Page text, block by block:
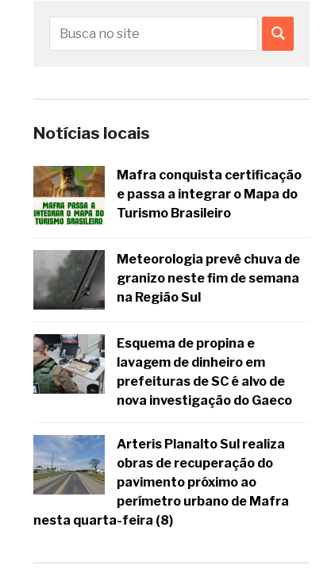
Notícias locais
Mafra conquista certificação
e passa a integrar o Mapa do
Turismo Brasileiro
Meteorologia prevê chuva de
granizo neste fim de semana
na Região Sul
Esquema de propina e
lavagem de dinheiro em
prefeituras de SC é alvo de
nova investigação do Gaeco
Arteris Planalto Sul realiza
obras de recuperação do
pavimento próximo ao
perímetro urbano de Mafra
nesta quarta-feira (8)